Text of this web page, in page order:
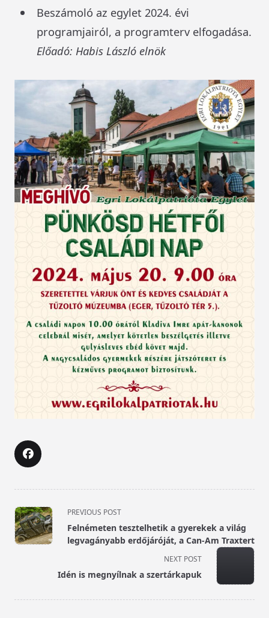
Beszámoló az egylet 2024. évi
programjairól, a programterv elfogadása.
Előadó: Habis László elnök
<span
class="nav-
subtitle
PREVIOUS POST
Felnémeten tesztelhetik a gyerekek a világ
legvagányabb erdőjáróját, a Can-Am Traxtert
NEXT POST
Idén is megnyílnak a szertárkapuk